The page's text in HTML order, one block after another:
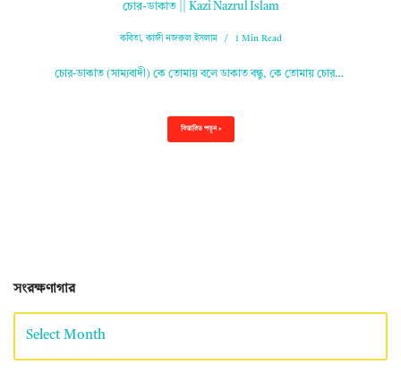
চোর-ডাকাত || Kazi Nazrul Islam
কবিতা,কাজী নজরুল ইসলাম 1 Min Read
চোর-ডাকাত (সাম্যবাদী) কে তোমায় বলে ডাকাত বন্ধু, কে তোমায় চোর…
বিস্তারিত পড়ুন »
সংরক্ষণাগার